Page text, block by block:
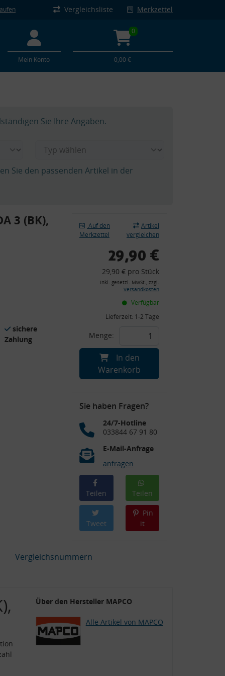
Vergleichsliste Merkzettel
Mein Konto
0
0,00 €
Sie Ihre Angaben.
Sie den passenden Artikel in der
3 (BK),
sichere
Zahlung
Auf den
Merkzettel
Artikel
vergleichen
29,90 €
29,90 € pro Stück
inkl. gesetzl. MwSt., zzgl.
Versandkosten
Verfügbar
Lieferzeit: 1-2 Tage
Menge:
In den
Warenkorb
Sie haben Fragen?
24/7-Hotline
033844 67 91 80
E-Mail-Anfrage
anfragen
Teilen Teilen
Tweet
Pin
it
Vergleichsnummern
Über den Hersteller MAPCO
Alle Artikel von MAPCO